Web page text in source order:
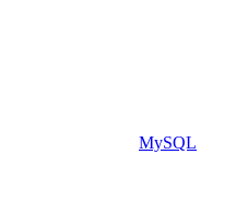
MySQL